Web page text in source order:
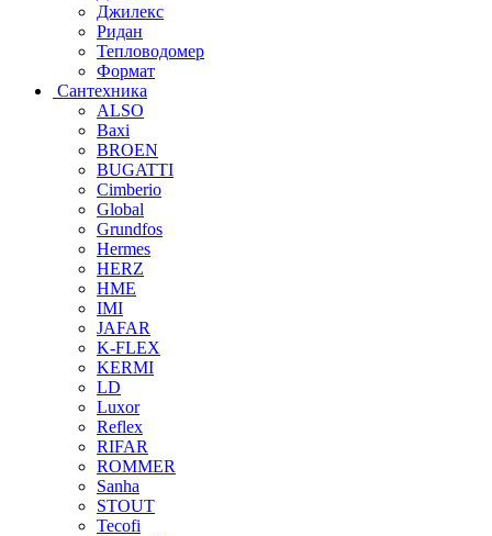
Джилекс
Ридан
Тепловодомер
Формат
Сантехника
ALSO
Baxi
BROEN
BUGATTI
Cimberio
Global
Grundfos
Hermes
HERZ
HME
IMI
JAFAR
K-FLEX
KERMI
LD
Luxor
Reflex
RIFAR
ROMMER
Sanha
STOUT
Tecofi